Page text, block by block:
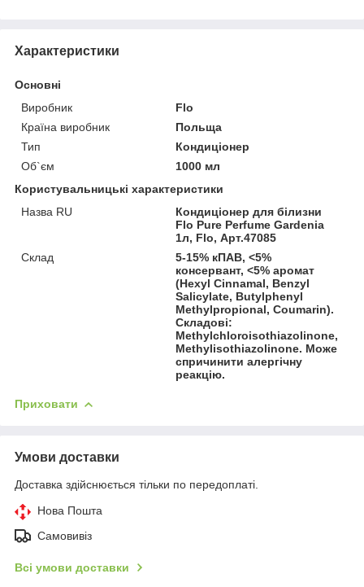
Характеристики
Основні
Виробник
Flo
Країна виробник
Польща
Тип
Кондиціонер
Об`єм
1000 мл
Користувальницькі характеристики
Назва RU
Кондиціонер для білизни
Flo Pure Perfume Gardenia
1л, Flo, Арт.47085
Склад
5-15% кПАВ, <5%
консервант, <5% аромат
(Hexyl Cinnamal, Benzyl
Salicylate, Butylphenyl
Methylpropional, Coumarin).
Складові:
Methylchloroisothiazolinone,
Methylisothiazolinone. Може
спричинити алергічну
реакцію.
Приховати
Умови доставки
Доставка здійснюється тільки по передоплаті.
Нова Пошта
Самовивіз
Всі умови доставки